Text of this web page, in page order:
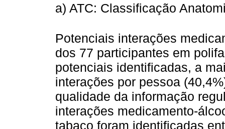
a) ATC: Classificação
Potenciais interações
dos 77 participantes em
potenciais identificadas, a
interações por pessoa
qualidade da informação
interações medicamento-
tabaco foram identificadas